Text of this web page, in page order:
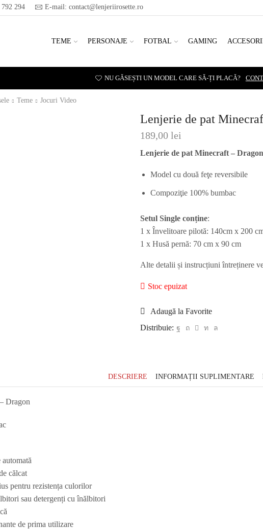
294 E-mail: contact@lenjeriirosette.ro
TEME PERSONAJE FOTBAL GAMING
NU GĂSEȘTI UN MODEL CARE SĂ-ȚI PLACĂ?
Teme Jocuri Video
Lenjerie de pat
189,00 lei
Lenjerie de pat Minecraft –
Model cu două feţe reversibile
Compoziţie 100% bumbac
Setul Single conține:
1 x Învelitoare pilotă: 140cm x 200
1 x Husă pernă: 70 cm x 90 cm
Alte detalii și instrucțiuni întreținere
Stoc epuizat
Adaugă la Favorite
Distribuie:
DESCRIERE INFORMAȚII SUPLIMENTARE
Dragon
automată
călcat
pentru rezistența culorilor
sau detergenți cu înălbitori
de prima utilizare